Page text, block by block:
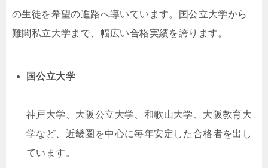
の生徒を希望の進路へ導いています。国公立大学から
難関私立大学まで、幅広い合格実績を誇ります。
国公立大学
神戸大学、大阪公立大学、和歌山大学、大阪教育大
学など、近畿圏を中心に毎年安定した合格者を出し
ています。